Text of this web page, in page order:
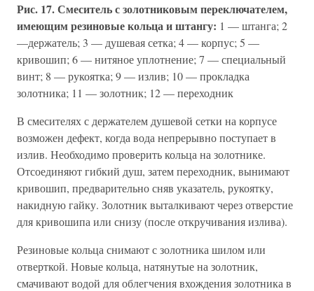
Рис. 17. Смеситель с золотниковым переключателем,
имеющим резиновые кольца и штангу: 1 — штанга; 2
—держатель; 3 — душевая сетка; 4 — корпус; 5 —
кривошип; 6 — нитяное уплотнение; 7 — специальный
винт; 8 — рукоятка; 9 — излив; 10 — прокладка
золотника; 11 — золотник; 12 — переходник
В смесителях с держателем душевой сетки на корпусе
возможен дефект, когда вода непрерывно поступает в
излив. Необходимо проверить кольца на золотнике.
Отсоединяют гибкий душ, затем переходник, вынимают
кривошип, предварительно сняв указатель, рукоятку,
накидную гайку. Золотник выталкивают через отверстие
для кривошипа или снизу (после откручивания излива).
Резиновые кольца снимают с золотника шилом или
отверткой. Новые кольца, натянутые на золотник,
смачивают водой для облегчения вхождения золотника в